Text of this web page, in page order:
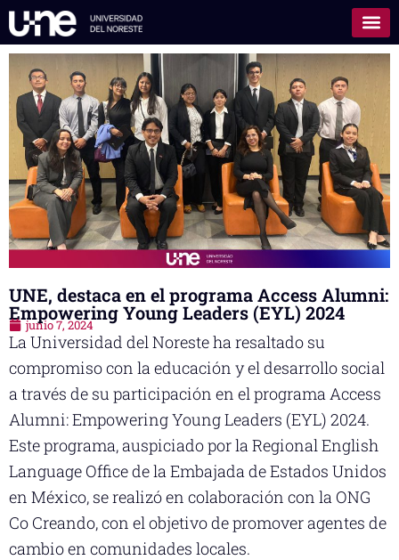
UNE, destaca en el programa Access Alumni:
Empowering Young Leaders (EYL) 2024
junio 7, 2024
La Universidad del Noreste ha resaltado su
compromiso con la educación y el desarrollo social
a través de su participación en el programa Access
Alumni: Empowering Young Leaders (EYL) 2024.
Este programa, auspiciado por la Regional English
Language Office de la Embajada de Estados Unidos
en México, se realizó en colaboración con la ONG
Co Creando, con el objetivo de promover agentes de
cambio en comunidades locales.